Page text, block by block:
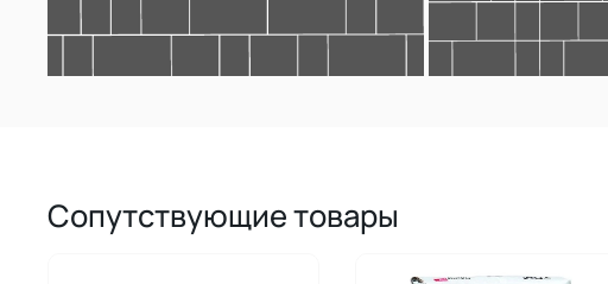
Сопутствующие товары